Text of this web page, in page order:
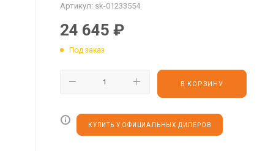
Артикул: sk-01233554
24 645 ₽
Под заказ
В КОРЗИНУ
КУПИТЬ У ОФИЦИАЛЬНЫХ ДИЛЕРОВ